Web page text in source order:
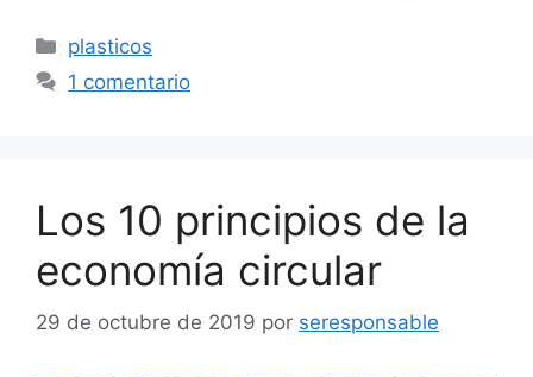
Categorías
plasticos
1 comentario
Los 10 principios de la
economía circular
29 de octubre de 2019 por seresponsable